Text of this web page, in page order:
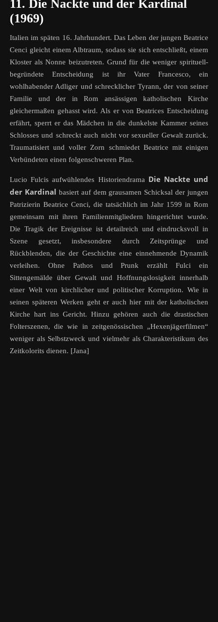
11. Die Nackte und der Kardinal
(1969)
Italien im späten 16. Jahrhundert. Das Leben der jungen Beatrice
Cenci gleicht einem Albtraum, sodass sie sich entschließt, einem
Kloster als Nonne beizutreten. Grund für die weniger spirituell-
begründete Entscheidung ist ihr Vater Francesco, ein
wohlhabender Adliger und schrecklicher Tyrann, der von seiner
Familie und der in Rom ansässigen katholischen Kirche
gleichermaßen gehasst wird. Als er von Beatrices Entscheidung
erfährt, sperrt er das Mädchen in die dunkelste Kammer seines
Schlosses und schreckt auch nicht vor sexueller Gewalt zurück.
Traumatisiert und voller Zorn schmiedet Beatrice mit einigen
Verbündeten einen folgenschweren Plan.
Lucio Fulcis aufwühlendes Historiendrama Die Nackte und
der Kardinal basiert auf dem grausamen Schicksal der jungen
Patrizierin Beatrice Cenci, die tatsächlich im Jahr 1599 in Rom
gemeinsam mit ihren Familienmitgliedern hingerichtet wurde.
Die Tragik der Ereignisse ist detailreich und eindrucksvoll in
Szene gesetzt, insbesondere durch Zeitsprünge und
Rückblenden, die der Geschichte eine einnehmende Dynamik
verleihen. Ohne Pathos und Prunk erzählt Fulci ein
Sittengemälde über Gewalt und Hoffnungslosigkeit innerhalb
einer Welt von kirchlicher und politischer Korruption. Wie in
seinen späteren Werken geht er auch hier mit der katholischen
Kirche hart ins Gericht. Hinzu gehören auch die drastischen
Folterszenen, die wie in zeitgenössischen „Hexenjägerfilmen“
weniger als Selbstzweck und vielmehr als Charakteristikum des
Zeitkolorits dienen. [Jana]